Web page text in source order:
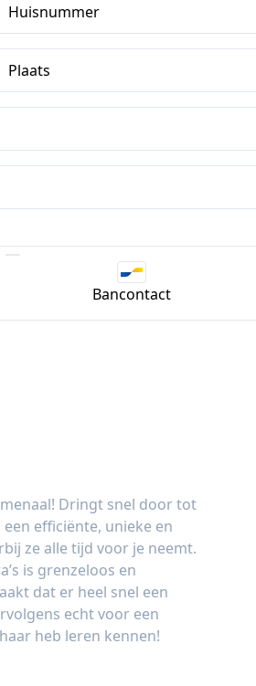
Huisnummer
Plaats
Bancontact
Dringt snel door tot
efficiënte, unieke en
ze alle tijd voor je neemt.
is grenzeloos en
dat er heel snel een
echt voor een
heb leren kennen!